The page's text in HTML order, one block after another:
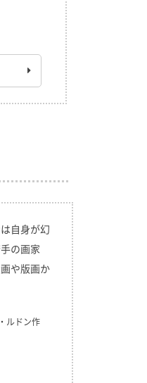
自身が幻
の画家
や版画か
ルドン作